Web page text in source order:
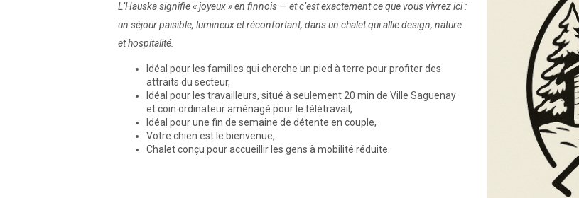
L’Hauska signifie « joyeux » en finnois — et c’est exactement ce que vous vivrez ici :
un séjour paisible, lumineux et réconfortant, dans un chalet qui allie design, nature
et hospitalité.
Idéal pour les familles qui cherche un pied à terre pour profiter des
attraits du secteur,
Idéal pour les travailleurs, situé à seulement 20 min de Ville Saguenay
et coin ordinateur aménagé pour le télétravail,
Idéal pour une fin de semaine de détente en couple,
Votre chien est le bienvenue,
Chalet conçu pour accueillir les gens à mobilité réduite.